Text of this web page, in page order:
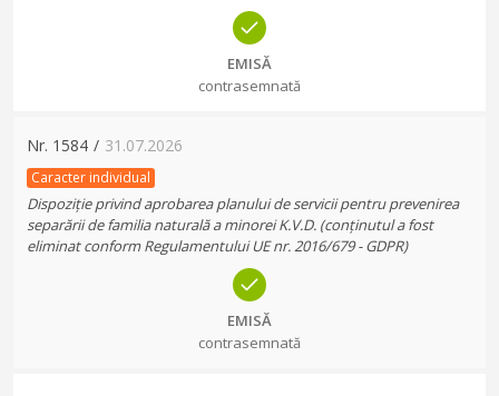
EMISĂ
contrasemnată
Nr. 1584 / 31.07.2026
Caracter individual
Dispoziție privind aprobarea planului de servicii pentru prevenirea
separării de familia naturală a minorei K.V.D. (conținutul a fost
eliminat conform Regulamentului UE nr. 2016/679 - GDPR)
EMISĂ
contrasemnată